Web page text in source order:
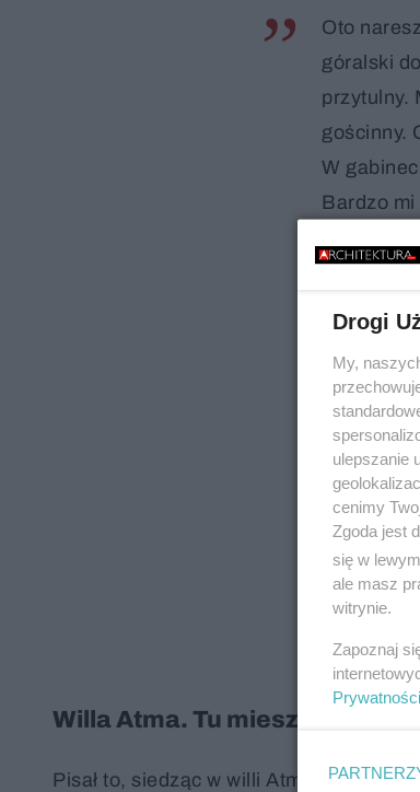
Oto
góralski
przytulny.
gościnny.
W
Bardzo
Willa Atma. Tu mieszkał Karol
Pisał to, siedząc w willi Atma w
Drogi
My,
ulepszanie
cenimy
Zgoda jest
się w
ale masz
witrynie.
Zapoznaj
Prywatności